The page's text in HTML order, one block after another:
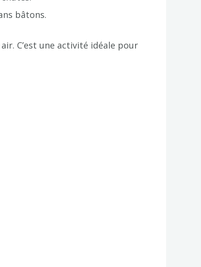
bâtons.
C’est une activité idéale pour